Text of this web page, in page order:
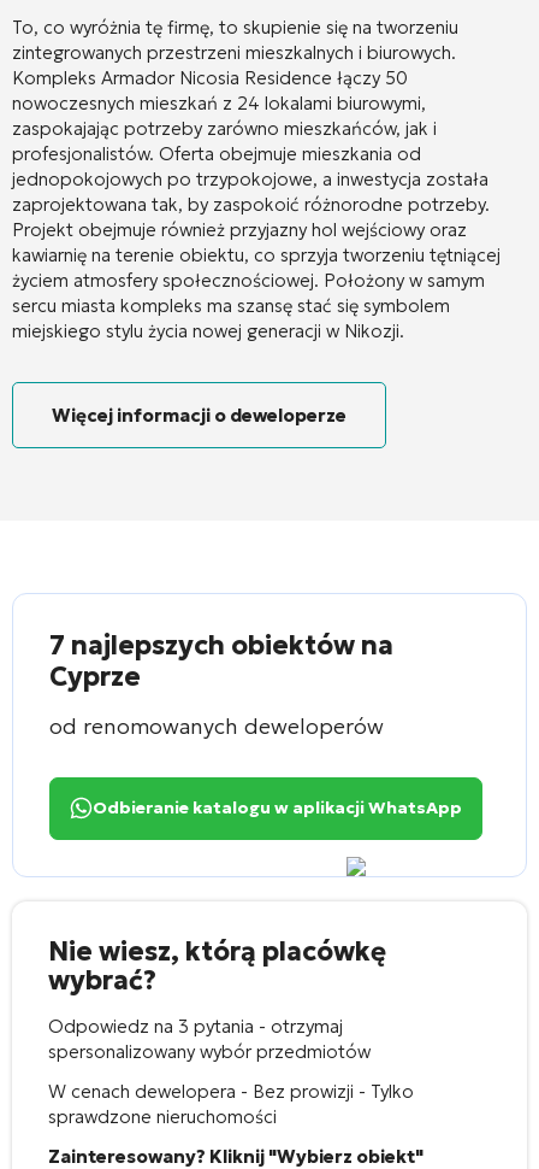
To, co wyróżnia tę firmę, to skupienie się na tworzeniu
zintegrowanych przestrzeni mieszkalnych i biurowych.
Kompleks Armador Nicosia Residence łączy 50
nowoczesnych mieszkań z 24 lokalami biurowymi,
zaspokajając potrzeby zarówno mieszkańców, jak i
profesjonalistów. Oferta obejmuje mieszkania od
jednopokojowych po trzypokojowe, a inwestycja została
zaprojektowana tak, by zaspokoić różnorodne potrzeby.
Projekt obejmuje również przyjazny hol wejściowy oraz
kawiarnię na terenie obiektu, co sprzyja tworzeniu tętniącej
życiem atmosfery społecznościowej. Położony w samym
sercu miasta kompleks ma szansę stać się symbolem
miejskiego stylu życia nowej generacji w Nikozji.
Więcej informacji o deweloperze
7 najlepszych obiektów na
Cyprze
od renomowanych deweloperów
Odbieranie katalogu w aplikacji WhatsApp
Nie wiesz, którą placówkę
wybrać?
Odpowiedz na 3 pytania - otrzymaj
spersonalizowany wybór przedmiotów
W cenach dewelopera - Bez prowizji - Tylko
sprawdzone nieruchomości
Zainteresowany? Kliknij "Wybierz obiekt"